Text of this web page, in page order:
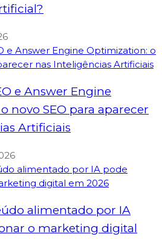
e Answer Engine
novo SEO para aparecer
Artificiais
alimentado por IA
o marketing digital